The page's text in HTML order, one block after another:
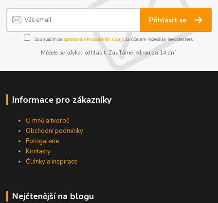
Přihlásit se
Souhlasím se zpracováním osobních údajůza účelem rozesílky newsletteru.
Můžete se kdykoli odhlásit. Zasíláme jednou za 14 dní.
Informace pro zákazníky
O mně a tvorbě
Obchodní podmínky
Fotogalerie
Kontakty
Články a inspirace
Nejčtenější na blogu